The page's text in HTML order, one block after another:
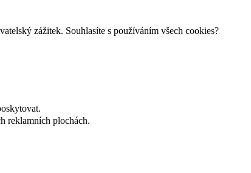
zážitek. Souhlasíte s používáním všech cookies?
reklamních plochách.